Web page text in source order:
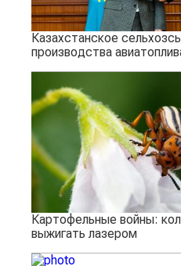
Казахстанское
производства
Картофельные войны:
выжигать лазером